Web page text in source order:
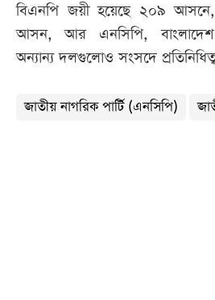
বিএনপি জয়ী হয়েছে ২০৯
আসন, আর এনসিপি,
অন্যান্য দলগুলোও সংসদে
জাতীয় নাগরিক পার্টি (এনসিপি)